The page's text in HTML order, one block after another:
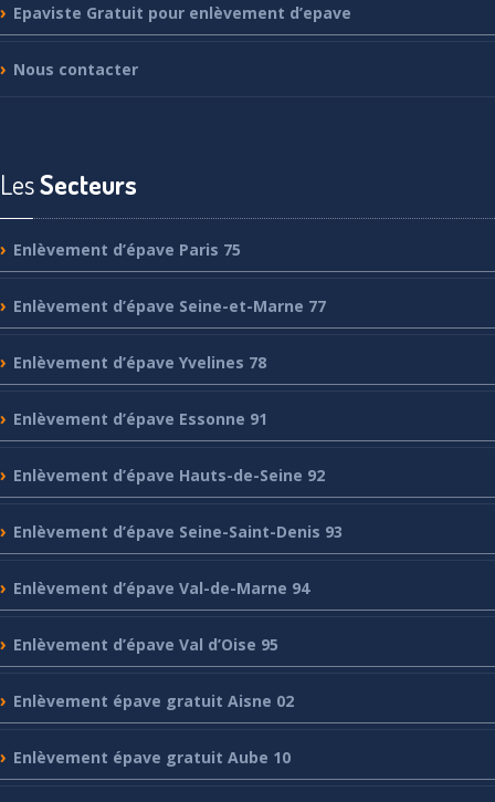
Epaviste Gratuit pour enlèvement d’epave
Nous contacter
LesSecteurs
Enlèvement d’épave Paris 75
Enlèvement d’épave Seine-et-Marne 77
Enlèvement d’épave Yvelines 78
Enlèvement d’épave Essonne 91
Enlèvement d’épave Hauts-de-Seine 92
Enlèvement d’épave Seine-Saint-Denis 93
Enlèvement d’épave Val-de-Marne 94
Enlèvement d’épave Val d’Oise 95
Enlèvement épave gratuit Aisne 02
Enlèvement épave gratuit Aube 10